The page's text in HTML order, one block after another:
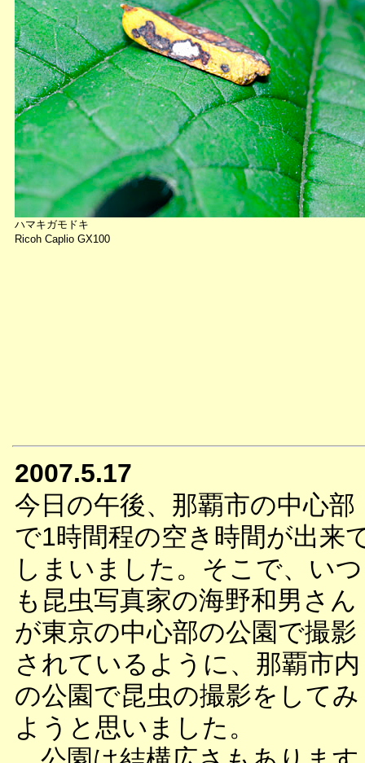
ハマキガモドキ
Ricoh Caplio GX100
2007.5.17
今日の午後、那覇市の中心部
で1時間程の空き時間が出来
しまいました。そこで、いつ
も昆虫写真家の海野和男さん
が東京の中心部の公園で撮影
されているように、那覇市内
の公園で昆虫の撮影をしてみ
ようと思いました。